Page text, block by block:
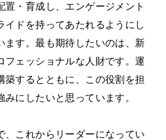
置・育成し、エンゲージメント
イドを持ってあたれるようにし
ます。最も期待したいのは、新
フェッショナルな人財です。運
築するとともに、この役割を担
みにしたいと思っています。
、これからリーダーになってい